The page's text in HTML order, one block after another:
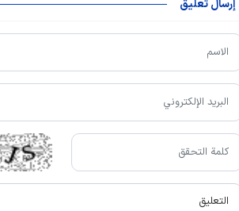
إرسال تعليق